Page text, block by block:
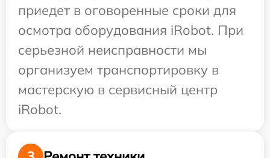
приедет в оговоренные сроки для
осмотра оборудования iRobot. При
серьезной неисправности мы
организуем транспортировку в
мастерскую в сервисный центр
iRobot.